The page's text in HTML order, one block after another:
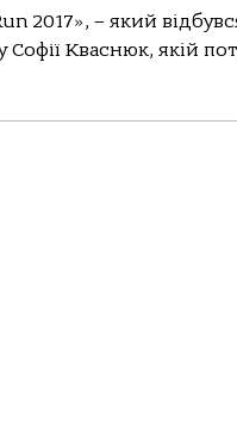
2017», – який
Кваснюк, якій